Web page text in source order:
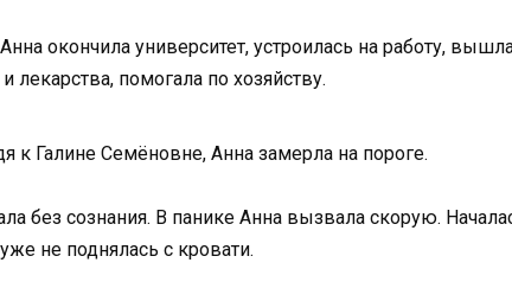
окончила университет, устроилась на работу,
лекарства, помогала по хозяйству.
к Галине Семёновне, Анна замерла на пороге.
без сознания. В панике Анна вызвала скорую.
не поднялась с кровати.